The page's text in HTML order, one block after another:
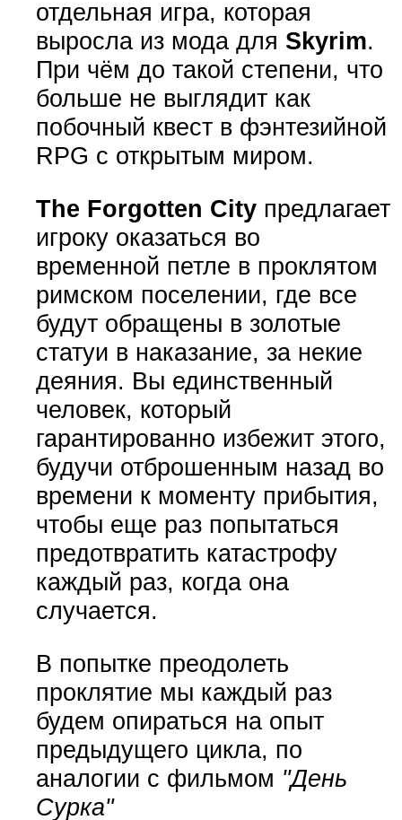
отдельная игра, которая
выросла из мода для Skyrim.
При чём до такой степени, что
больше не выглядит как
побочный квест в фэнтезийной
RPG с открытым миром.
The Forgotten Cityпредлагает
игроку оказаться во
временной петле в проклятом
римском поселении, где все
будут обращены в золотые
статуи в наказание, за некие
деяния. Вы единственный
человек, который
гарантированно избежит этого,
будучи отброшенным назад во
времени к моменту прибытия,
чтобы еще раз попытаться
предотвратить катастрофу
каждый раз, когда она
случается.
В попытке преодолеть
проклятие мы каждый раз
будем опираться на опыт
предыдущего цикла, по
аналогии с фильмом "День
Сурка"